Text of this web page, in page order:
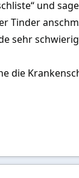
und
Tinder
sehr
die